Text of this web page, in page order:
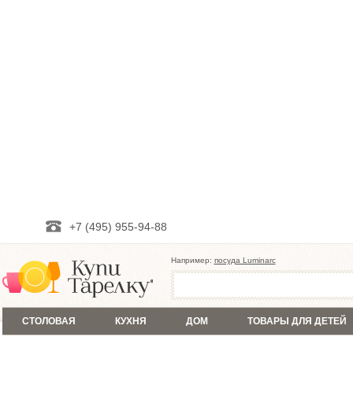
+7 (495) 955-94-88
Например: посуда Luminarc
СТОЛОВАЯ КУХНЯ ДОМ ТОВАРЫ ДЛЯ ДЕТЕЙ